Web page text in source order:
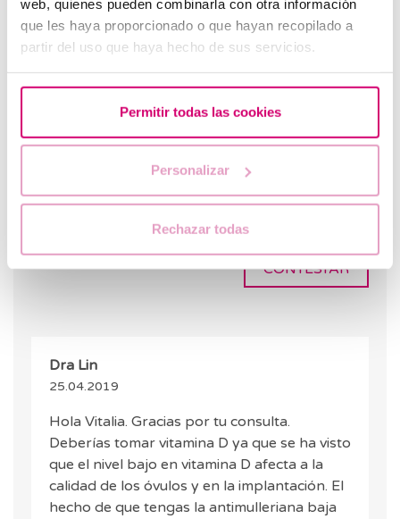
web, quienes pueden combinarla con otra información
que les haya proporcionado o que hayan recopilado a
partir del uso que haya hecho de sus servicios.
Permitir todas las cookies
Personalizar
Rechazar todas
Hola , tengo 35, resultados de Antimulleriana de
Tengo una hija de 8 años y llevo un año
intentando. Puedo quedar embarazada con mis
ovulos ?? Cuales serían los tratamientos ?
CONTESTAR
Dra Lin
25.04.2019
Hola Vitalia. Gracias por tu consulta.
Deberías tomar vitamina D ya que se ha visto
que el nivel bajo en vitamina D afecta a la
calidad de los óvulos y en la implantación. El
hecho de que tengas la antimulleriana baja